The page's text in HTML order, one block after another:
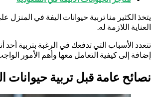
يتخذ الكثير منا تربية حيوانات اليفة في
العناية اللازمة له.
تتعدد الأسباب التي تدفعك في الرغبة بتربية
إضافة إلى كيفية التعامل معها وأهم الأمور
نصائح عامة قبل تربية حيوانات